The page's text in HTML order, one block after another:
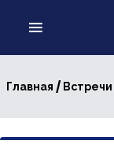
Главная / Встречи